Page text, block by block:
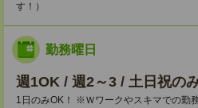
す！）
勤務曜日
週1OK / 週2～3 / 土日祝の
1日のみOK！ ※Ｗワークやスキマでの勤